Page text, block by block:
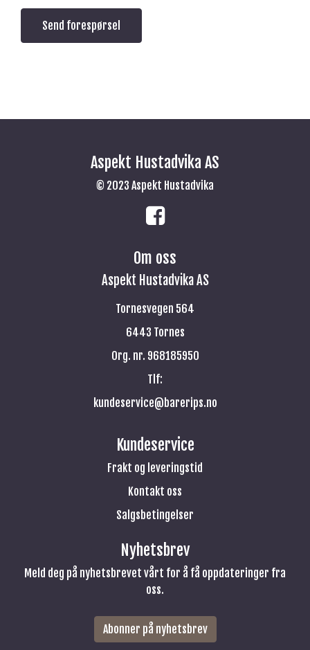
Aspekt Hustadvika AS
© 2023 Aspekt Hustadvika
Om oss
Aspekt Hustadvika AS
Tornesvegen 564
6443 Tornes
Org. nr. 968185950
Tlf:
kundeservice@barerips.no
Kundeservice
Frakt og leveringstid
Kontakt oss
Salgsbetingelser
Nyhetsbrev
Meld deg på nyhetsbrevet vårt for å få oppdateringer fra
oss.
Abonner på nyhetsbrev